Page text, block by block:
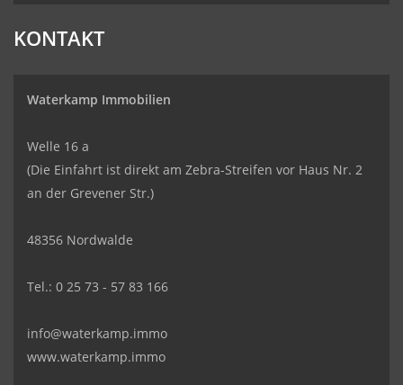
KONTAKT
Waterkamp Immobilien
Welle 16 a
(Die Einfahrt ist direkt am Zebra-Streifen vor Haus Nr. 2
an der Grevener Str.)
48356 Nordwalde
Tel.: 0 25 73 - 57 83 166
info@waterkamp.immo
www.waterkamp.immo